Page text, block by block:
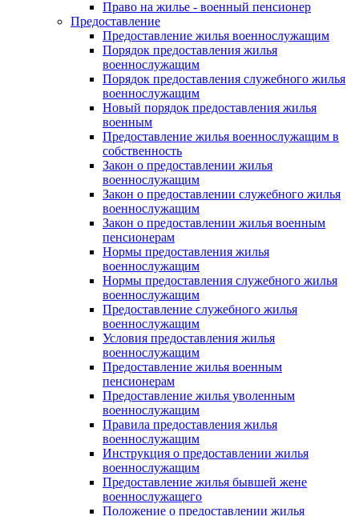
Право на жилье - военный пенсионер
Предоставление
Предоставление жилья военнослужащим
Порядок предоставления жилья
военнослужащим
Порядок предоставления служебного жилья
военнослужащим
Новый порядок предоставления жилья
военным
Предоставление жилья военнослужащим в
собственность
Закон о предоставлении жилья
военнослужащим
Закон о предоставлении служебного жилья
военнослужащим
Закон о предоставлении жилья военным
пенсионерам
Нормы предоставления жилья
военнослужащим
Нормы предоставления служебного жилья
военнослужащим
Предоставление служебного жилья
военнослужащим
Условия предоставления жилья
военнослужащим
Предоставление жилья военным
пенсионерам
Предоставление жилья уволенным
военнослужащим
Правила предоставления жилья
военнослужащим
Инструкция о предоставлении жилья
военнослужащим
Предоставление жилья бывшей жене
военнослужащего
Положение о предоставлении жилья